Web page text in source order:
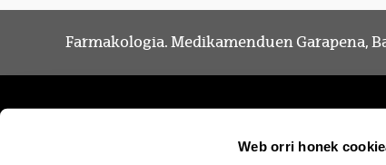
Web orri honek
Farmakologia. Medikamenduen Garapena,